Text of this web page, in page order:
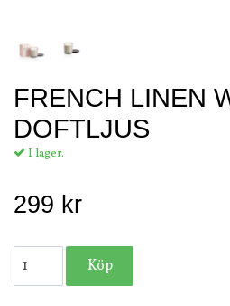
FRENCH LINEN
DOFTLJUS
I lager.
299 kr